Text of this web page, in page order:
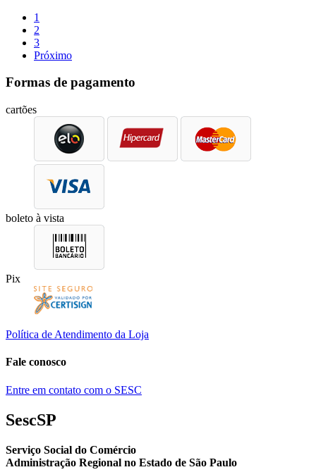
1
2
3
Próximo
Formas de pagamento
cartões
boleto à vista
Pix
Política de Atendimento da Loja
Fale conosco
Entre em contato com o SESC
SescSP
Serviço Social do Comércio
Administração Regional no Estado de São Paulo